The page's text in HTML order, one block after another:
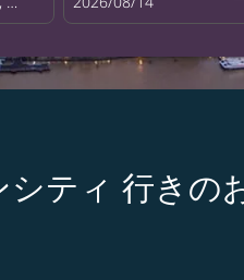
シティ 行きの
操作してオファーを見つけ